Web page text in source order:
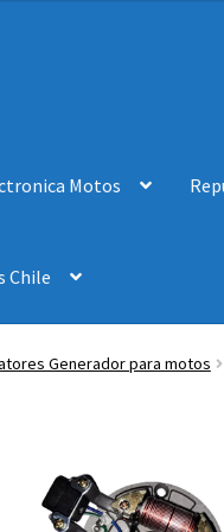
Motos
Chile
Generador para motos